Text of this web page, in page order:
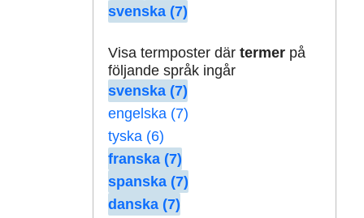
svenska (7)
Visa termposter där termerpå
följande språk ingår
svenska (7)
engelska (7)
tyska (6)
franska (7)
spanska (7)
danska (7)